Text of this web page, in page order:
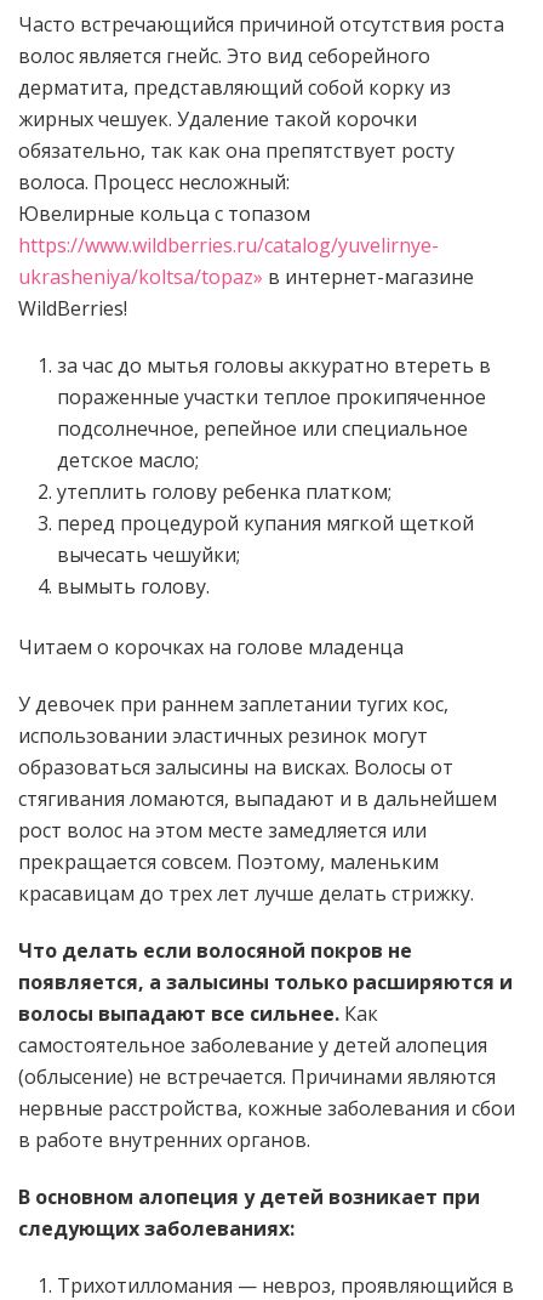
Часто встречающийся причиной отсутствия роста
волос является гнейс. Это вид себорейного
дерматита, представляющий собой корку из
жирных чешуек. Удаление такой корочки
обязательно, так как она препятствует росту
волоса. Процесс несложный:
Ювелирные кольца с топазом
https://www.wildberries.ru/catalog/yuvelirnye-
ukrasheniya/koltsa/topaz» в интернет-магазине
WildBerries!
за час до мытья головы аккуратно втереть в
пораженные участки теплое прокипяченное
подсолнечное, репейное или специальное
детское масло;
утеплить голову ребенка платком;
перед процедурой купания мягкой щеткой
вычесать чешуйки;
вымыть голову.
Читаем о корочках на голове младенца
У девочек при раннем заплетании тугих кос,
использовании эластичных резинок могут
образоваться залысины на висках. Волосы от
стягивания ломаются, выпадают и в дальнейшем
рост волос на этом месте замедляется или
прекращается совсем. Поэтому, маленьким
красавицам до трех лет лучше делать стрижку.
Что делать если волосяной покров не
появляется, а залысины только расширяются и
волосы выпадают все сильнее. Как
самостоятельное заболевание у детей алопеция
(облысение) не встречается. Причинами являются
нервные расстройства, кожные заболевания и сбои
в работе внутренних органов.
В основном алопеция у детей возникает при
следующих заболеваниях:
Трихотилломания — невроз, проявляющийся в